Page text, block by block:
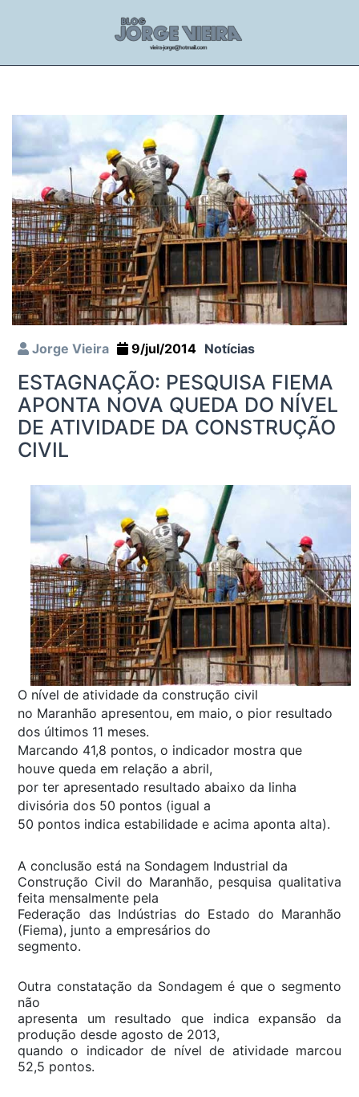
Jorge Vieira 9/jul/2014 Notícias
ESTAGNAÇÃO: PESQUISA FIEMA
APONTA NOVA QUEDA DO NÍVEL
DE ATIVIDADE DA CONSTRUÇÃO
CIVIL
O nível de atividade da construção civil
no Maranhão apresentou, em maio, o pior resultado
dos últimos 11 meses.
Marcando 41,8 pontos, o indicador mostra que
houve queda em relação a abril,
por ter apresentado resultado abaixo da linha
divisória dos 50 pontos (igual a
50 pontos indica estabilidade e acima aponta alta).
A conclusão está na Sondagem Industrial da
Construção Civil do Maranhão, pesquisa qualitativa
feita mensalmente pela
Federação das Indústrias do Estado do Maranhão
(Fiema), junto a empresários do
segmento.
Outra constatação da Sondagem é que o segmento
não
apresenta um resultado que indica expansão da
produção desde agosto de 2013,
quando o indicador de nível de atividade marcou
52,5 pontos.